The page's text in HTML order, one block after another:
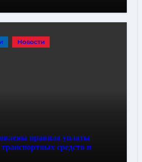
Новости
правила уплаты
средств и